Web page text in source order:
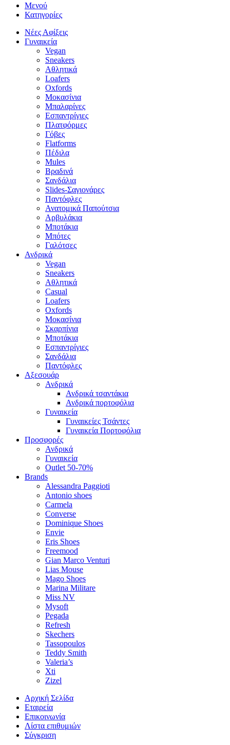
Μενού
Κατηγορίες
Νέες Αφίξεις
Γυναικεία
Vegan
Sneakers
Αθλητικά
Loafers
Oxfords
Μοκασίνια
Μπαλαρίνες
Εσπαντρίγιες
Πλατφόρμες
Γόβες
Flatforms
Πέδιλα
Mules
Βραδινά
Σανδάλια
Slides-Σαγιονάρες
Παντόφλες
Ανατομικά Παπούτσια
Αρβυλάκια
Μποτάκια
Μπότες
Γαλότσες
Ανδρικά
Vegan
Sneakers
Αθλητικά
Casual
Loafers
Oxfords
Μοκασίνια
Σκαρπίνια
Μποτάκια
Εσπαντρίγιες
Σανδάλια
Παντόφλες
Αξεσουάρ
Ανδρικά
Ανδρικά τσαντάκια
Ανδρικά πορτοφόλια
Γυναικεία
Γυναικείες Τσάντες
Γυναικεία Πορτοφόλια
Προσφορές
Ανδρικά
Γυναικεία
Outlet 50-70%
Brands
Alessandra Paggioti
Antonio shoes
Carmela
Converse
Dominique Shoes
Envie
Eris Shoes
Freemood
Gian Marco Venturi
Lias Mouse
Mago Shoes
Marina Militare
Miss NV
Mysoft
Pegada
Refresh
Skechers
Tassopoulos
Teddy Smith
Valeria’s
Xti
Zizel
Αρχική Σελίδα
Εταιρεία
Επικοινωνία
Λίστα επιθυμιών
Σύγκριση